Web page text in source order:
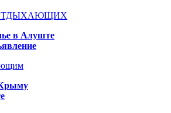
в Алуште